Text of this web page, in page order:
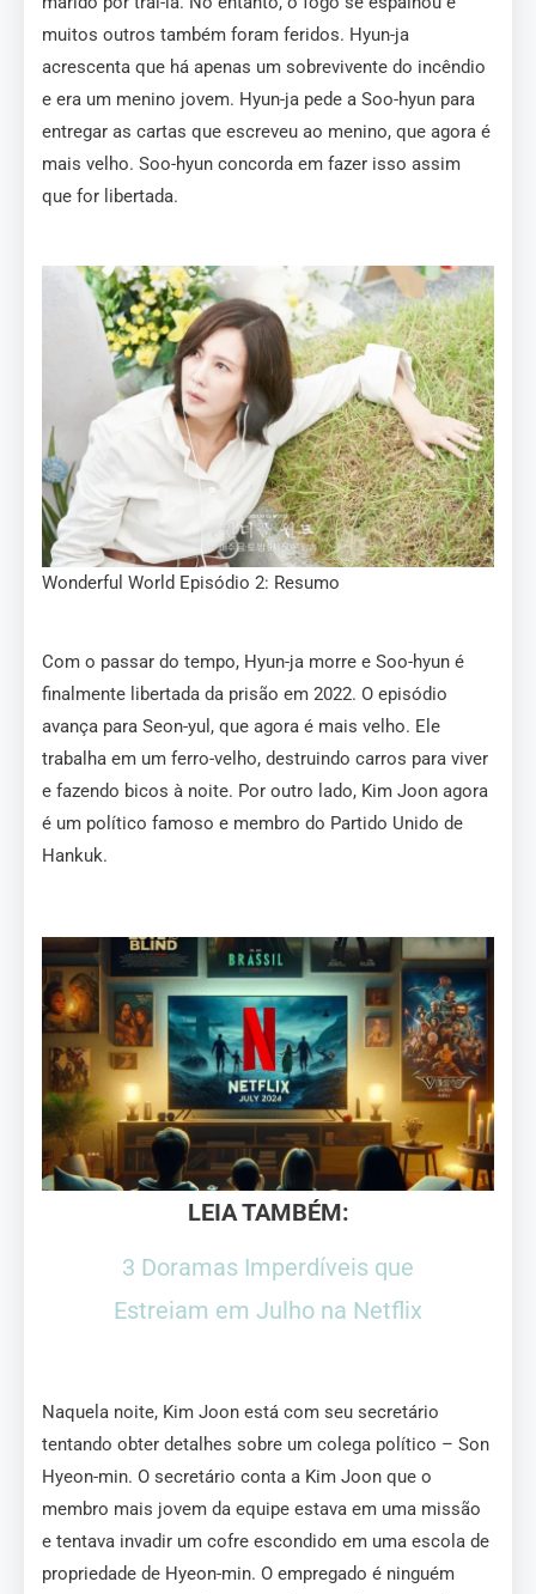
muitos outros também foram feridos. Hyun-ja
acrescenta que há apenas um sobrevivente do incêndio
e era um menino jovem. Hyun-ja pede a Soo-hyun para
entregar as cartas que escreveu ao menino, que agora é
mais velho. Soo-hyun concorda em fazer isso assim
que for libertada.
Wonderful World Episódio 2: Resumo
Com o passar do tempo, Hyun-ja morre e Soo-hyun é
finalmente libertada da prisão em 2022. O episódio
avança para Seon-yul, que agora é mais velho. Ele
trabalha em um ferro-velho, destruindo carros para viver
e fazendo bicos à noite. Por outro lado, Kim Joon agora
é um político famoso e membro do Partido Unido de
Hankuk.
LEIA TAMBÉM:
3 Doramas Imperdíveis que
Estreiam em Julho na Netflix
Naquela noite, Kim Joon está com seu secretário
tentando obter detalhes sobre um colega político – Son
Hyeon-min. O secretário conta a Kim Joon que o
membro mais jovem da equipe estava em uma missão
e tentava invadir um cofre escondido em uma escola de
propriedade de Hyeon-min. O empregado é ninguém